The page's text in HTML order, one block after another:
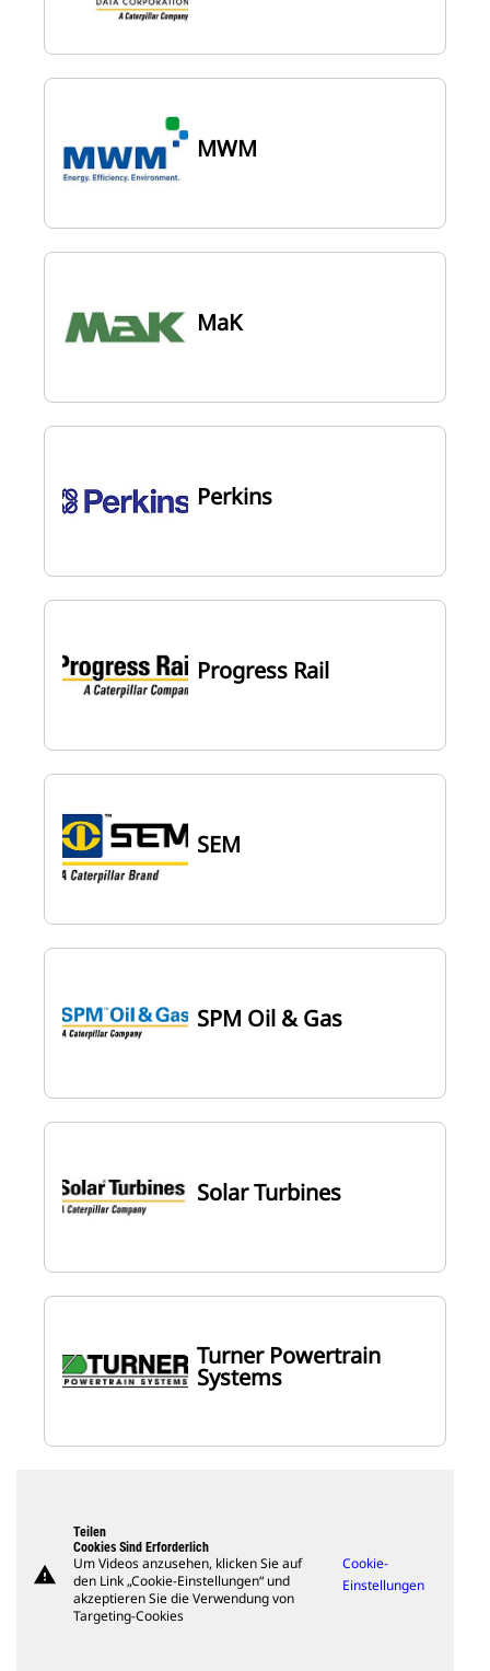
MWM
MaK
Perkins
Progress Rail
SEM
SPM Oil & Gas
Solar Turbines
Turner Powertrain
Systems
warning
Teilen
Cookies Sind Erforderlich
Um Videos anzusehen, klicken Sie auf
den Link „Cookie-Einstellungen“ und
akzeptieren Sie die Verwendung von
Targeting-Cookies
Cookie-
Einstellungen